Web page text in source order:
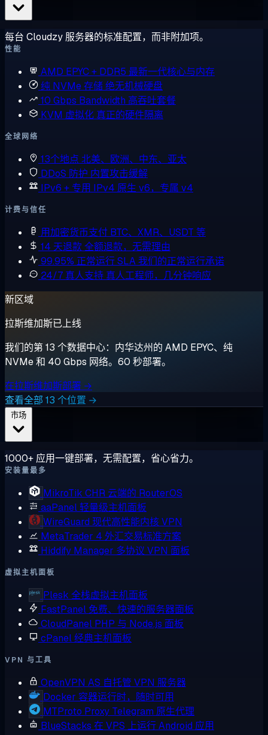
每台 Cloudzy 服务器的标准配置，而非附加项。
性能
AMD EPYC + DDR5 最新一代核心与内存
纯 NVMe 存储绝无机械硬盘
10 Gbps Bandwidth 高吞吐套餐
KVM 虚拟化 真正的硬件隔离
全球网络
13个地点 北美、欧洲、中东、亚太
DDoS 防护 内置攻击缓解
IPv6 + 专用 IPv4 原生 v6，专属 v4
计费与信任
用加密货币支付 BTC、XMR、USDT 等
14 天退款全额退款，无需理由
99.95% 正常运行 SLA我们的正常运行承诺
24/7 真人支持 真人工程师，几分钟响应
新区域
拉斯维加斯已上线
我们的第 13 个数据中心：内华达州的 AMD EPYC、纯
NVMe 和 40 Gbps 网络。60 秒部署。
在拉斯维加斯部署 →
查看全部 13 个位置 →
1000+ 应用一键部署，无需配置，省心省力。
安装量最多
MikroTik CHR 云端的 RouterOS
aaPanel轻量级主机面板
WireGuard 现代高性能内核 VPN
MetaTrader 4 外汇交易标准方案
Hiddify Manager 多协议 VPN 面板
虚拟主机面板
Plesk 全栈虚拟主机面板
FastPanel 免费、快速的服务器面板
CloudPanel PHP 与 Node.js 面板
cPanel经典主机面板
VPN 与工具
OpenVPN AS 自托管 VPN 服务器
Docker 容器运行时，随时可用
MTProto Proxy Telegram 原生代理
BlueStacks 在 VPS 上运行 Android 应用